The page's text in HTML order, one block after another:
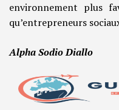
environnement plus
qu’entrepreneurs
Alpha Sodio Diallo